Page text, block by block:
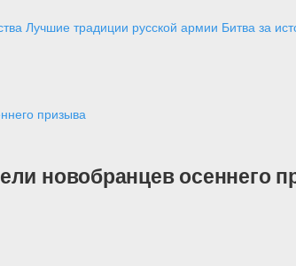
Лучшие традиции русской армии Битва за
призыва
новобранцев осеннего